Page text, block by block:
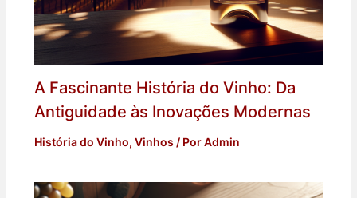
A Fascinante História do Vinho: Da
Antiguidade às Inovações Modernas
História do Vinho, Vinhos / PorAdmin